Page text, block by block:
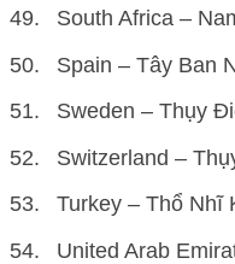
South Africa –
Spain – Tây Ban
Sweden – Thụy
Switzerland –
Turkey – Thổ Nhĩ
United Arab